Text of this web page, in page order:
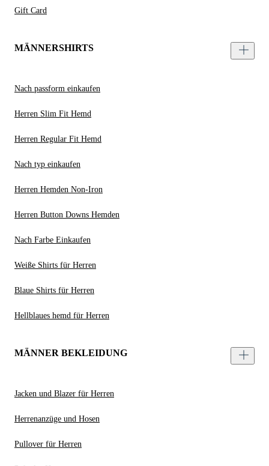
Gift Card
MÄNNERSHIRTS
Nach passform einkaufen
Herren Slim Fit Hemd
Herren Regular Fit Hemd
Nach typ einkaufen
Herren Hemden Non-Iron
Herren Button Downs Hemden
Nach Farbe Einkaufen
Weiße Shirts für Herren
Blaue Shirts für Herren
Hellblaues hemd für Herren
MÄNNER BEKLEIDUNG
Jacken und Blazer für Herren
Herrenanzüge und Hosen
Pullover für Herren